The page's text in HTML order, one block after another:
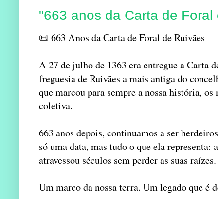
"663 anos da Carta de Foral
📜 663 Anos da Carta de Foral de Ruivães
A 27 de julho de 1363 era entregue a Carta
freguesia de Ruivães a mais antiga do
que marcou para sempre a nossa história,
coletiva.
663 anos depois, continuamos a ser
só uma data, mas tudo o que ela representa:
atravessou séculos sem perder as suas raízes.
Um marco da nossa terra. Um legado que é